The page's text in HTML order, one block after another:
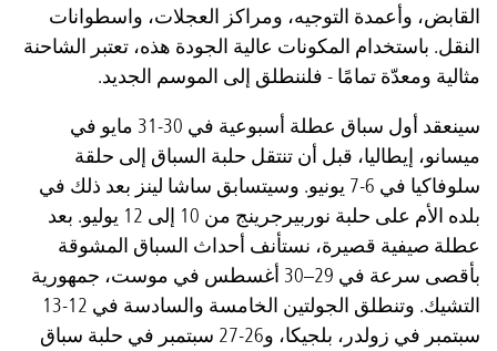
القابض، وأعمدة التوجيه، ومراكز العجلات، واسطوانات
النقل. باستخدام المكونات عالية الجودة هذه، تعتبر الشاحنة
مثالية ومعدّة تمامًا - فلننطلق إلى الموسم الجديد.
سينعقد أول سباق عطلة أسبوعية في 30-31 مايو في
ميسانو، إيطاليا، قبل أن تنتقل حلبة السباق إلى حلقة
سلوفاكيا في 6-7 يونيو. وسيتسابق ساشا لينز بعد ذلك في
بلده الأم على حلبة نوربيرجرينج من 10 إلى 12 يوليو. بعد
عطلة صيفية قصيرة، نستأنف أحداث السباق المشوقة
بأقصى سرعة في 29–30 أغسطس في موست، جمهورية
التشيك. وتنطلق الجولتين الخامسة والسادسة في 12-13
سبتمبر في زولدر، بلجيكا، و26-27 سبتمبر في حلبة سباق